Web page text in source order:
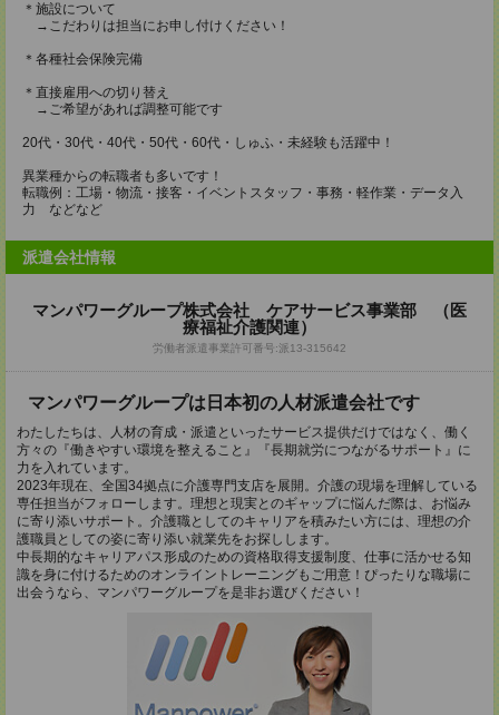
＊施設について
→こだわりは担当にお申し付けください！
＊各種社会保険完備
＊直接雇用への切り替え
→ご希望があれば調整可能です
20代・30代・40代・50代・60代・しゅふ・未経験も活躍中！
異業種からの転職者も多いです！
転職例：工場・物流・接客・イベントスタッフ・事務・軽作業・データ入
力 などなど
派遣会社情報
マンパワーグループ株式会社 ケアサービス事業部 （医
療福祉介護関連）
労働者派遣事業許可番号:派13-315642
マンパワーグループは日本初の人材派遣会社です
わたしたちは、人材の育成・派遣といったサービス提供だけではなく、働く
方々の『働きやすい環境を整えること』『長期就労につながるサポート』に
力を入れています。
2023年現在、全国34拠点に介護専門支店を展開。介護の現場を理解している
専任担当がフォローします。理想と現実とのギャップに悩んだ際は、お悩み
に寄り添いサポート。介護職としてのキャリアを積みたい方には、理想の介
護職員としての姿に寄り添い就業先をお探しします。
中長期的なキャリアパス形成のための資格取得支援制度、仕事に活かせる知
識を身に付けるためのオンライントレーニングもご用意！ぴったりな職場に
出会うなら、マンパワーグループを是非お選びください！